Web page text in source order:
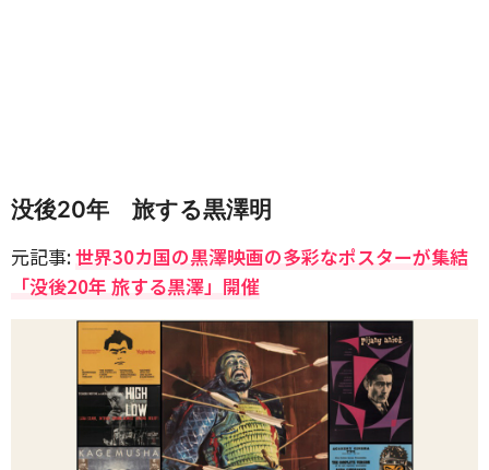
没後20年 旅する黒澤明
元記事:世界30カ国の黒澤映画の多彩なポスターが集結
「没後20年 旅する黒澤」開催